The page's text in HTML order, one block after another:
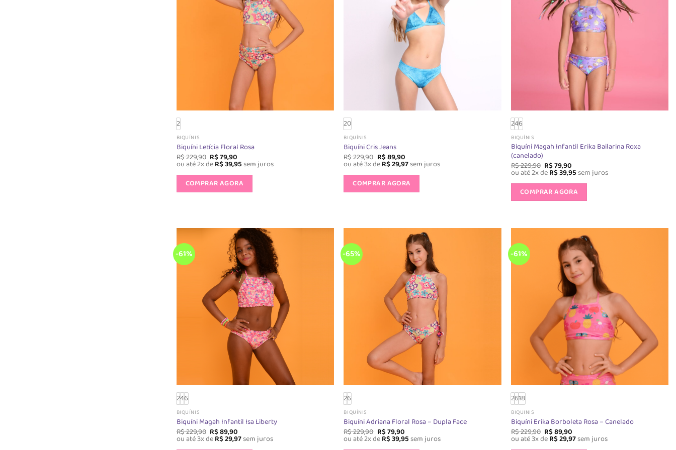
escolhidas
na
página
do
produto
escolhidas
na
página
produto
escolhidas
na
página
produto
2
BIQUÍNIS
Biquíni Letícia Floral Rosa
R$229,90 O
preço
original
era:
R$ 229,90.
R$79,90
preço
atual
é:
R$ 79,90.
ou até 2x deR$39,95 sem juros
COMPRAR AGORA
As
opções
podem
ser
escolhidas
na
página
do
produto
20
BIQUÍNIS
Biquíni Cris Jeans
R$229,90 O
preço
original
era:
R$ 229,90.
R$89,90O
preço
é:
R$ 89,90.
ou até 3x deR$29,97sem juros
COMPRAR AGORA
As
opções
podem
ser
escolhidas
na
página
do
produto
246
BIQUÍNIS
Biquíni Magah Infantil Erika Bailarina Roxa
(canelado)
R$229,90 O
preço
original
era:
R$ 229,90.
R$79,90
preço
é:
R$ 79,90.
ou até 2x deR$39,95 sem juros
COMPRAR AGORA
variantes.
opções
podem
ser
escolhidas
na
página
do
produto
-61%
246
BIQUÍNIS
Biquíni Magah Infantil Isa Liberty
R$229,90 O
preço
original
R$89,90
preço
ou até 3x deR$29,97sem juros
-65%
26
BIQUÍNIS
Biquíni Adriana Floral Rosa – Dupla Face
R$229,90 O
preço
original
R$79,90O
preço
atual
ou até 2x deR$39,95 sem juros
-61%
2618
BIQUINIS
Biquíni Erika Borboleta Rosa – Canelado
R$229,90 O
preço
original
R$89,90
preço
ou até 3x deR$29,97sem juros